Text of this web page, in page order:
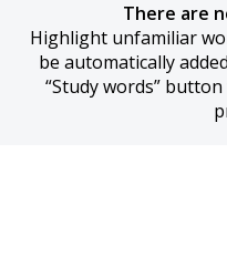
There are
Highlight unfamiliar
be automatically
“Study words”